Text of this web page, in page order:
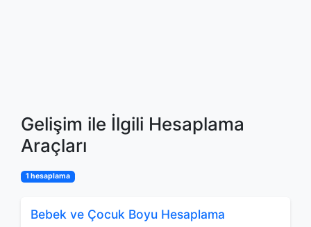
Gelişim ile İlgili Hesaplama
Araçları
1 hesaplama
Bebek ve Çocuk Boyu Hesaplama